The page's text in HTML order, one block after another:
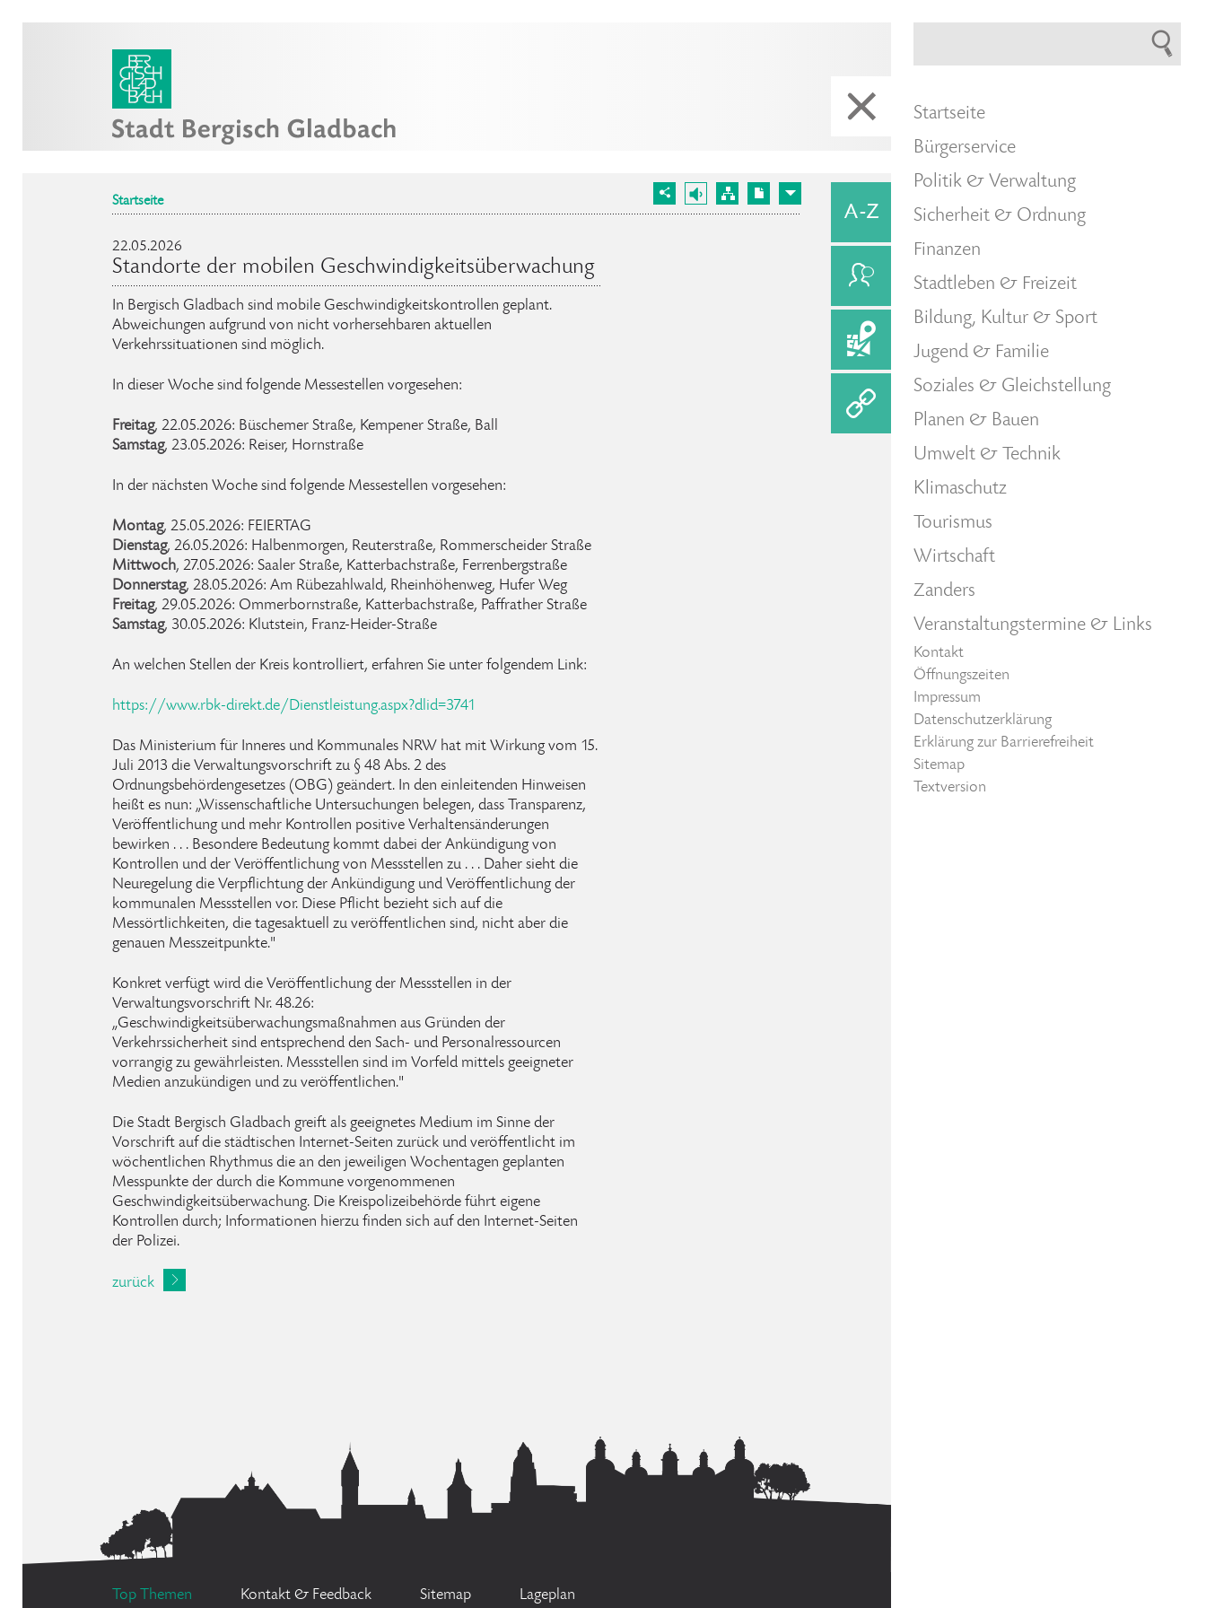
Startseite
22.05.2026
Standorte der mobilen Geschwindigkeitsüberwachung
In Bergisch Gladbach sind mobile Geschwindigkeitskontrollen geplant.
Abweichungen aufgrund von nicht vorhersehbaren aktuellen
Verkehrssituationen sind möglich.
In dieser Woche sind folgende Messestellen vorgesehen:
Freitag, 22.05.2026: Büschemer Straße, Kempener Straße, Ball
Samstag, 23.05.2026: Reiser, Hornstraße
In der nächsten Woche sind folgende Messestellen vorgesehen:
Montag, 25.05.2026: FEIERTAG
Dienstag, 26.05.2026: Halbenmorgen, Reuterstraße, Rommerscheider Straße
Mittwoch, 27.05.2026: Saaler Straße, Katterbachstraße, Ferrenbergstraße
Donnerstag, 28.05.2026: Am Rübezahlwald, Rheinhöhenweg, Hufer Weg
Freitag, 29.05.2026: Ommerbornstraße, Katterbachstraße, Paffrather Straße
Samstag, 30.05.2026: Klutstein, Franz-Heider-Straße
An welchen Stellen der Kreis kontrolliert, erfahren Sie unter folgendem Link:
https://www.rbk-direkt.de/Dienstleistung.aspx?dlid=3741
Das Ministerium für Inneres und Kommunales NRW hat mit Wirkung vom 15.
Juli 2013 die Verwaltungsvorschrift zu § 48 Abs. 2 des
Ordnungsbehördengesetzes (OBG) geändert. In den einleitenden Hinweisen
heißt es nun: „Wissenschaftliche Untersuchungen belegen, dass Transparenz,
Veröffentlichung und mehr Kontrollen positive Verhaltensänderungen
bewirken . . . Besondere Bedeutung kommt dabei der Ankündigung von
Kontrollen und der Veröffentlichung von Messstellen zu . . . Daher sieht die
Neuregelung die Verpflichtung der Ankündigung und Veröffentlichung der
kommunalen Messstellen vor. Diese Pflicht bezieht sich auf die
Messörtlichkeiten, die tagesaktuell zu veröffentlichen sind, nicht aber die
genauen Messzeitpunkte."
Konkret verfügt wird die Veröffentlichung der Messstellen in der
Verwaltungsvorschrift Nr. 48.26:
„Geschwindigkeitsüberwachungsmaßnahmen aus Gründen der
Verkehrssicherheit sind entsprechend den Sach- und Personalressourcen
vorrangig zu gewährleisten. Messstellen sind im Vorfeld mittels geeigneter
Medien anzukündigen und zu veröffentlichen."
Die Stadt Bergisch Gladbach greift als geeignetes Medium im Sinne der
Vorschrift auf die städtischen Internet-Seiten zurück und veröffentlicht im
wöchentlichen Rhythmus die an den jeweiligen Wochentagen geplanten
Messpunkte der durch die Kommune vorgenommenen
Geschwindigkeitsüberwachung. Die Kreispolizeibehörde führt eigene
Kontrollen durch; Informationen hierzu finden sich auf den Internet-Seiten
der Polizei.
zurück
Top Themen Kontakt & Feedback Sitemap Lageplan
Startseite
Bürgerservice
Politik & Verwaltung
Sicherheit & Ordnung
Finanzen
Stadtleben & Freizeit
Bildung, Kultur & Sport
Jugend & Familie
Soziales & Gleichstellung
Planen & Bauen
Umwelt & Technik
Klimaschutz
Tourismus
Wirtschaft
Zanders
Veranstaltungstermine & Links
Kontakt
Öffnungszeiten
Impressum
Datenschutzerklärung
Erklärung zur Barrierefreiheit
Sitemap
Textversion